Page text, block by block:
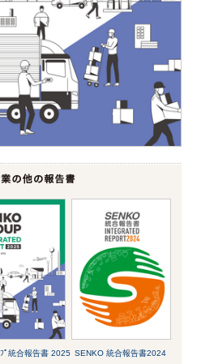
ﾌﾟ統合報告書 2025 SENKO 統合報告書2024